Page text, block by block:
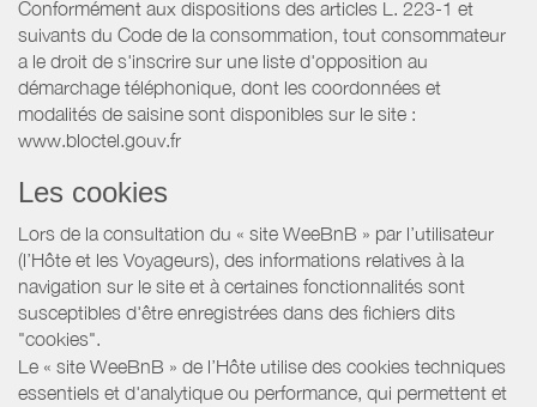
Conformément aux dispositions des articles L. 223-1 et
suivants du Code de la consommation, tout consommateur
a le droit de s'inscrire sur une liste d'opposition au
démarchage téléphonique, dont les coordonnées et
modalités de saisine sont disponibles sur le site :
www.bloctel.gouv.fr
Les cookies
Lors de la consultation du « site WeeBnB » par l’utilisateur
(l’Hôte et les Voyageurs), des informations relatives à la
navigation sur le site et à certaines fonctionnalités sont
susceptibles d'être enregistrées dans des fichiers dits
"cookies".
Le « site WeeBnB » de l’Hôte utilise des cookies techniques
essentiels et d'analytique ou performance, qui permettent et